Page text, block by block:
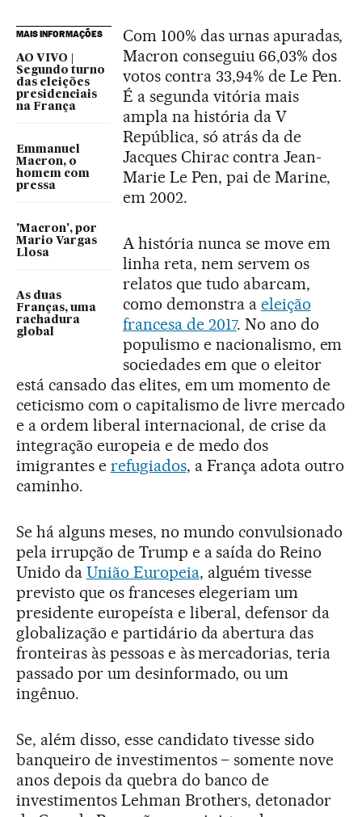
MAIS INFORMAÇÕES
AO VIVO |
Segundo turno
das eleições
presidenciais
na França
Emmanuel
Macron, o
homem com
pressa
'Macron', por
Mario Vargas
Llosa
As duas
Franças, uma
rachadura
global
Com 100% das urnas apuradas,
Macron conseguiu 66,03% dos
votos contra 33,94% de Le Pen.
É a segunda vitória mais
ampla na história da V
República, só atrás da de
Jacques Chirac contra Jean-
Marie Le Pen, pai de Marine,
em 2002.
A história nunca se move em
linha reta, nem servem os
relatos que tudo abarcam,
como demonstra a eleição
francesa de 2017. No ano do
populismo e nacionalismo, em
sociedades em que o eleitor
está cansado das elites, em um momento de
ceticismo com o capitalismo de livre mercado
e a ordem liberal internacional, de crise da
integração europeia e de medo dos
imigrantes e refugiados, a França adota outro
caminho.
Se há alguns meses, no mundo convulsionado
pela irrupção de Trump e a saída do Reino
Unido da União Europeia, alguém tivesse
previsto que os franceses elegeriam um
presidente europeísta e liberal, defensor da
globalização e partidário da abertura das
fronteiras às pessoas e às mercadorias, teria
passado por um desinformado, ou um
ingênuo.
Se, além disso, esse candidato tivesse sido
banqueiro de investimentos – somente nove
anos depois da quebra do banco de
investimentos Lehman Brothers, detonador